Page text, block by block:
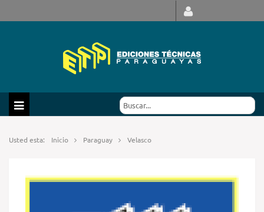
Usted esta: Inicio Paraguay Velasco